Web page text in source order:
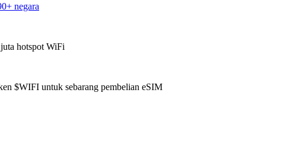
negara
hotspot WiFi
$WIFI untuk sebarang pembelian eSIM